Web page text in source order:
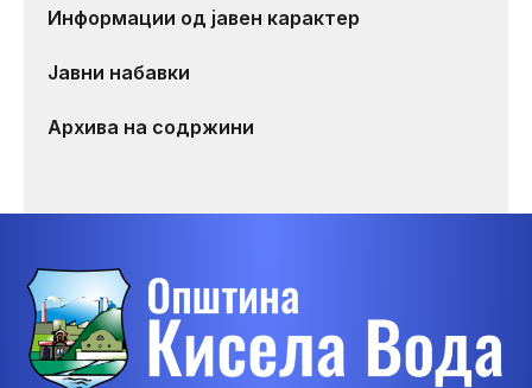
Информации од јавен карактер
Јавни набавки
Архива на содржини